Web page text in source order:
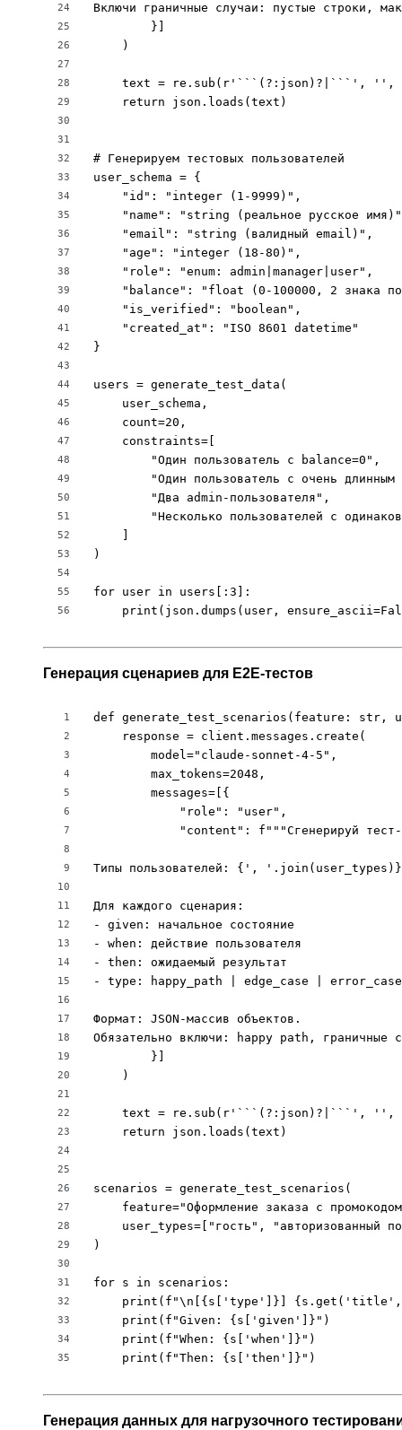
24
25
26
27
28
29
30
31
32
33
34
35
36
37
38
39
40
41
42
43
44
45
46
47
48
49
50
51
52
53
54
55
56
Включи граничные случаи: пустые строки,
        }]
    )
text = re.sub(r'```(?:json)?|```',
    return json.loads(text)
# Генерируем тестовых пользователей
user_schema = {
    "id": "integer (1-9999)",
"name": "string (реальное русское
    "email": "string (валидный email)",
    "age": "integer (18-80)",
    "role": "enum: admin|manager|user",
"balance": "float (0-100000, 2 знака
    "is_verified": "boolean",
    "created_at": "ISO 8601 datetime"
}
users = generate_test_data(
    user_schema,
    count=20,
    constraints=[
        "Один пользователь с balance=0",
"Один пользователь с очень длинным
        "Два admin-пользователя",
"Несколько пользователей с
)
for user in users[:3]:
print(json.dumps(user,
Генерация сценариев для E2E-тестов
1
2
3
4
5
6
7
8
9
10
11
12
13
14
15
16
17
18
19
20
21
22
23
24
25
26
27
28
29
30
31
32
33
34
35
def generate_test_scenarios(feature:
    response = client.messages.create(
        model="claude-sonnet-4-5",
        max_tokens=2048,
        messages=[{
            "role": "user",
"content": f"""Сгенерируй
Типы пользователей: {', '.join(user_types)}
Для каждого сценария:
- given: начальное состояние
- when: действие пользователя
- then: ожидаемый результат
- type: happy_path | edge_case | error_case
Формат: JSON-массив объектов.
Обязательно включи: happy path, граничные
        }]
    )
text = re.sub(r'```(?:json)?|```',
    return json.loads(text)
scenarios = generate_test_scenarios(
feature="Оформление заказа с
user_types=["гость", "авторизованный
)
for s in scenarios:
print(f"\n[{s['type']}]
    print(f"Given: {s['given']}")
    print(f"When: {s['when']}")
    print(f"Then: {s['then']}")
Генерация данных для нагрузочного